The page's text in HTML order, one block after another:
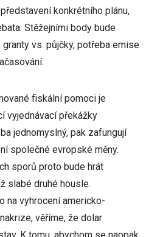
konkrétního plánu,
Stěžejními body bude
vs. půjčky, potřeba emise
fiskální pomoci je
vyjednávací překážky
jednomyslný, pak zafungují
společné evropské měny.
sporů proto bude hrát
slabé druhé housle.
na vyhrocení americko-
věříme, že dolar
K tomu, abychom se naopak